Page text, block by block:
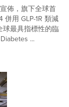
佈，旗下全球首
併用 GLP-1R 類減
最具指標性的臨
...